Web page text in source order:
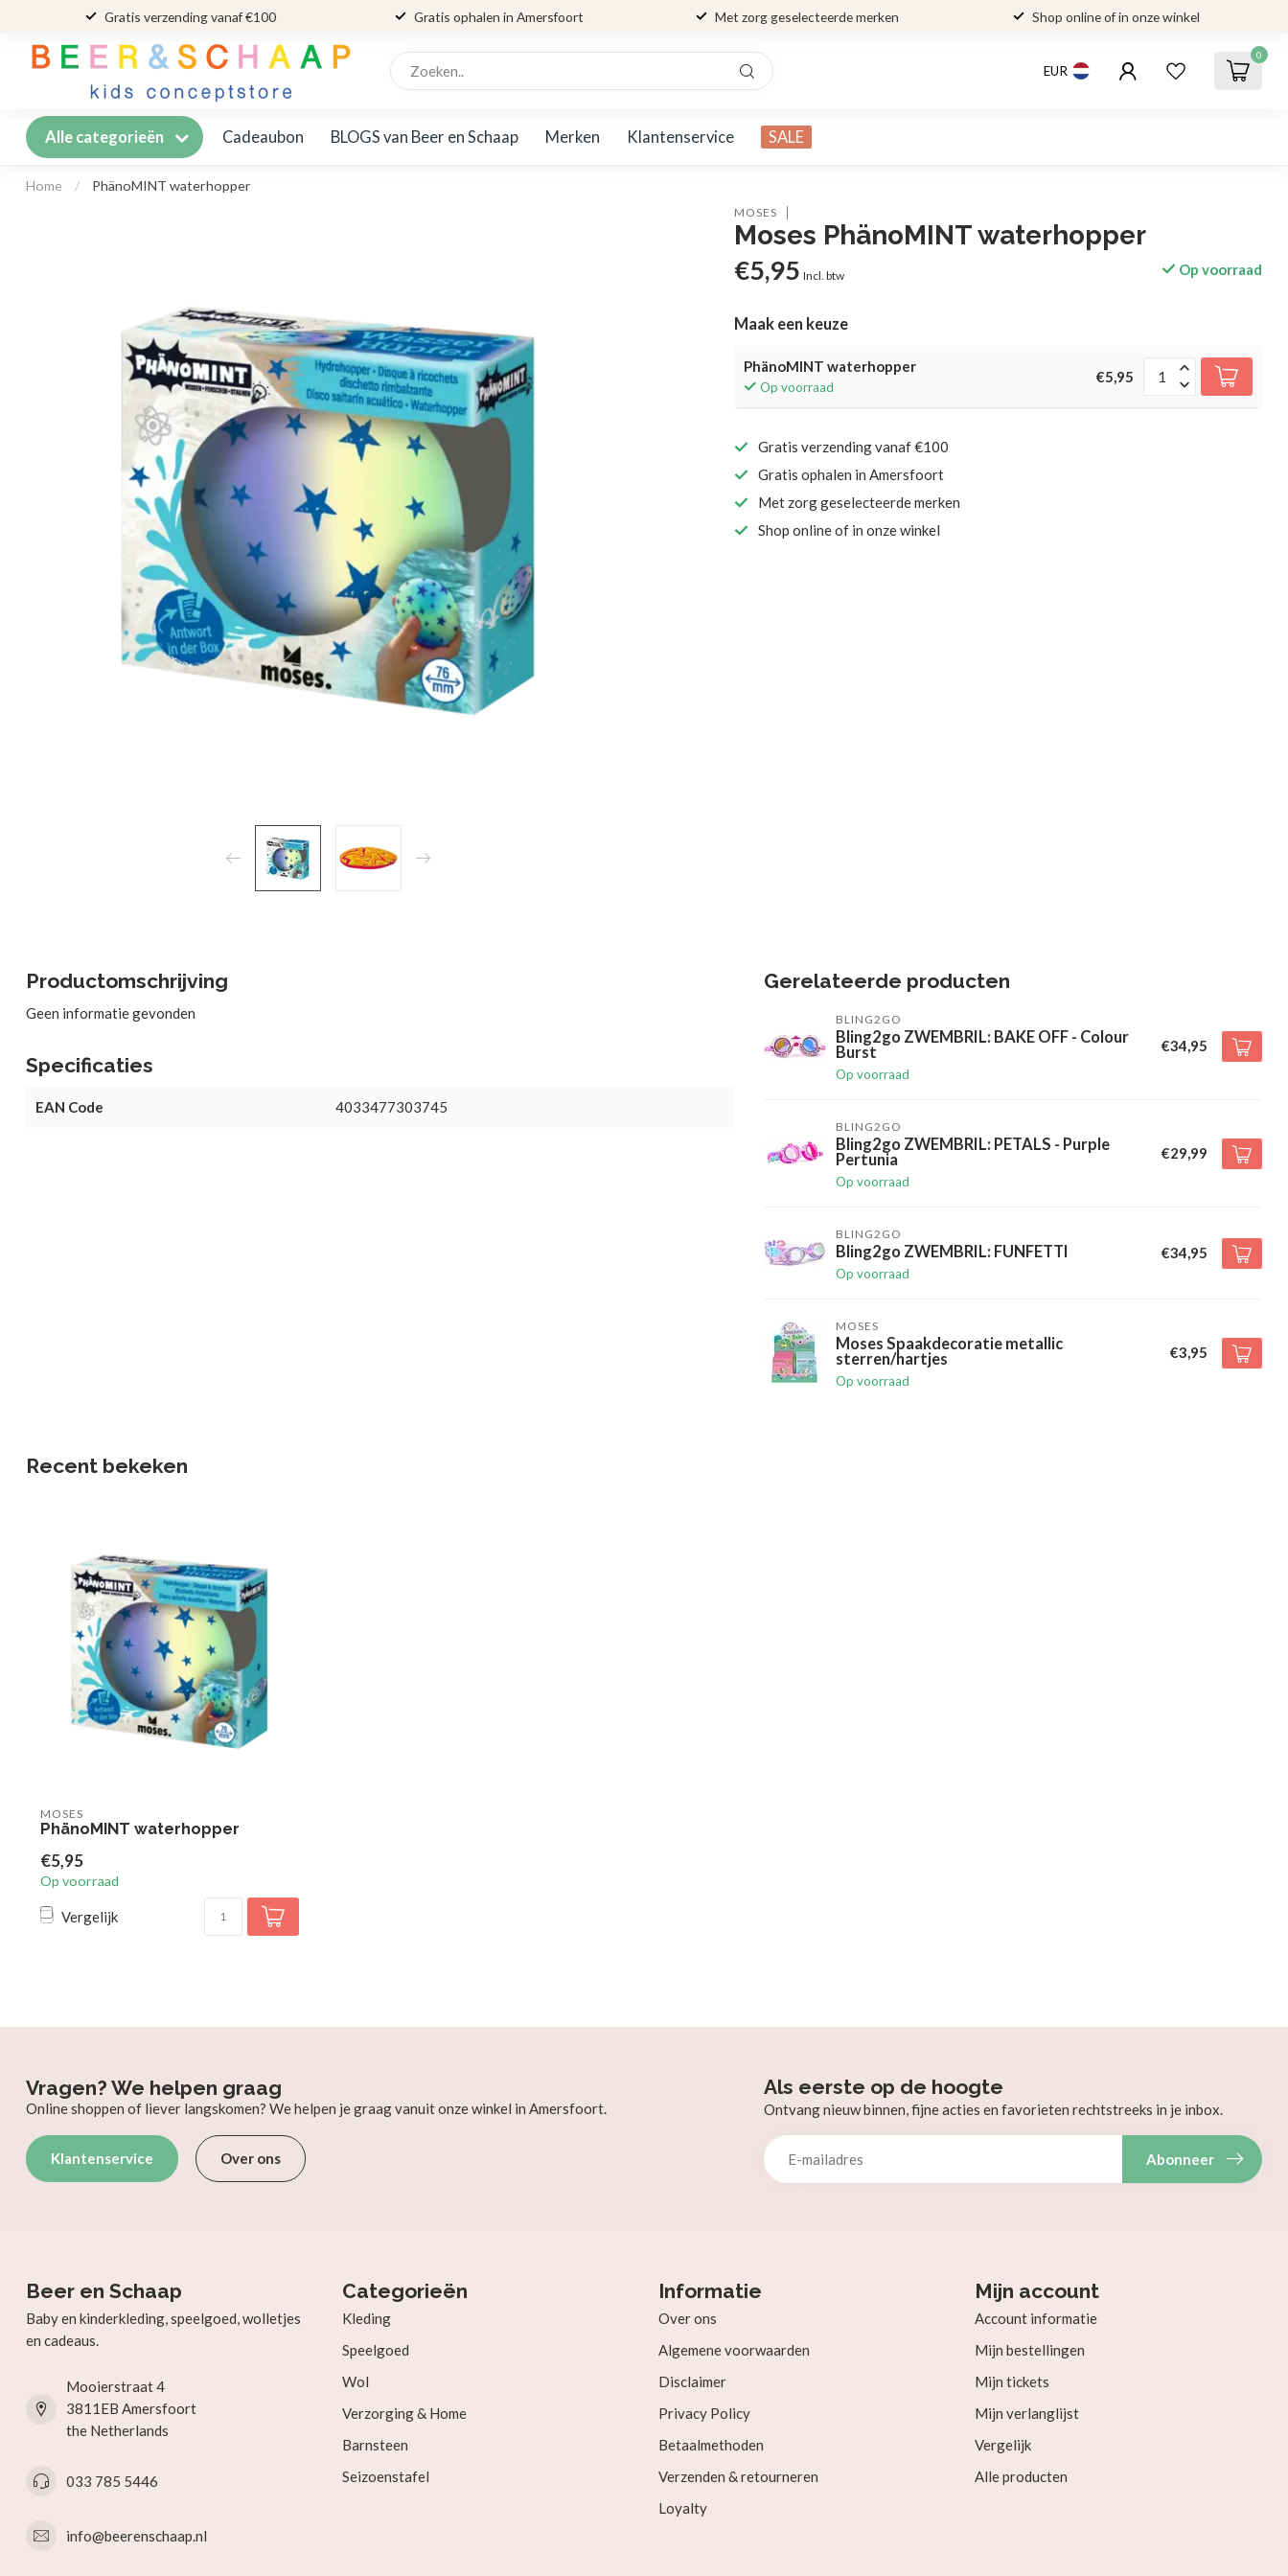
Gratis verzending vanaf €100 Gratis ophalen in Amersfoort Met zorg geselecteerde merken Shop online of in onze winkel
EUR
0
Alle categorieën Cadeaubon BLOGS van Beer en Schaap Merken Klantenservice SALE
Home / PhänoMINT waterhopper
MOSES
Moses PhänoMINT waterhopper
€5,95 Incl. btw Op voorraad
Maak een keuze
PhänoMINT waterhopper
Op voorraad
€5,95
Gratis verzending vanaf €100
Gratis ophalen in Amersfoort
Met zorg geselecteerde merken
Shop online of in onze winkel
Productomschrijving
Geen informatie gevonden
Specificaties
EAN Code 4033477303745
Gerelateerde producten
BLING2GO
Bling2go ZWEMBRIL: BAKE OFF - Colour
Burst
Op voorraad
€34,95
BLING2GO
Bling2go ZWEMBRIL: PETALS - Purple
Pertunia
Op voorraad
€29,99
BLING2GO
Bling2go ZWEMBRIL: FUNFETTI
Op voorraad
€34,95
MOSES
Moses Spaakdecoratie metallic
sterren/hartjes
Op voorraad
€3,95
Recent bekeken
MOSES
PhänoMINT waterhopper
€5,95
Op voorraad
Vergelijk
Vragen? We helpen graag
Online shoppen of liever langskomen? We helpen je graag vanuit onze winkel in Amersfoort.
Klantenservice Over ons
Als eerste op de hoogte
Ontvang nieuw binnen, fijne acties en favorieten rechtstreeks in je inbox.
Abonneer
Beer en Schaap
Baby en kinderkleding, speelgoed, wolletjes
en cadeaus.
Mooierstraat 4
3811EB Amersfoort
the Netherlands
033 785 5446
info@beerenschaap.nl
Categorieën
Kleding
Speelgoed
Wol
Verzorging & Home
Barnsteen
Seizoenstafel
Informatie
Over ons
Algemene voorwaarden
Disclaimer
Privacy Policy
Betaalmethoden
Verzenden & retourneren
Loyalty
Mijn account
Account informatie
Mijn bestellingen
Mijn tickets
Mijn verlanglijst
Vergelijk
Alle producten